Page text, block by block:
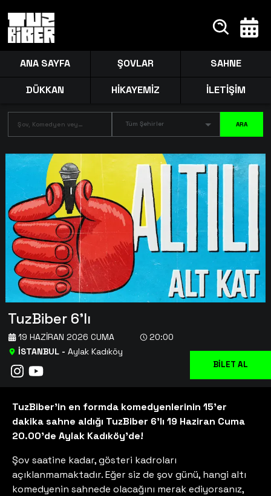
ANA SAYFA ŞOVLAR SAHNE
DÜKKAN HİKAYEMİZ İLETİŞİM
Tüm Şehirler ARA
TuzBiber 6'lı
İSTANBUL- Aylak Kadıköy
19 HAZIRAN 2026 CUMA 20:00
BİLET AL
TuzBiber’in en formda komedyenlerinin 15’er
dakika sahne aldığı TuzBiber 6’lı 19 Haziran Cuma
20.00'de Aylak Kadıköy’de!
Şov saatine kadar, gösteri kadroları
açıklanmamaktadır. Eğer siz de şov günü, hangi altı
komedyenin sahnede olacağını merak ediyorsanız,